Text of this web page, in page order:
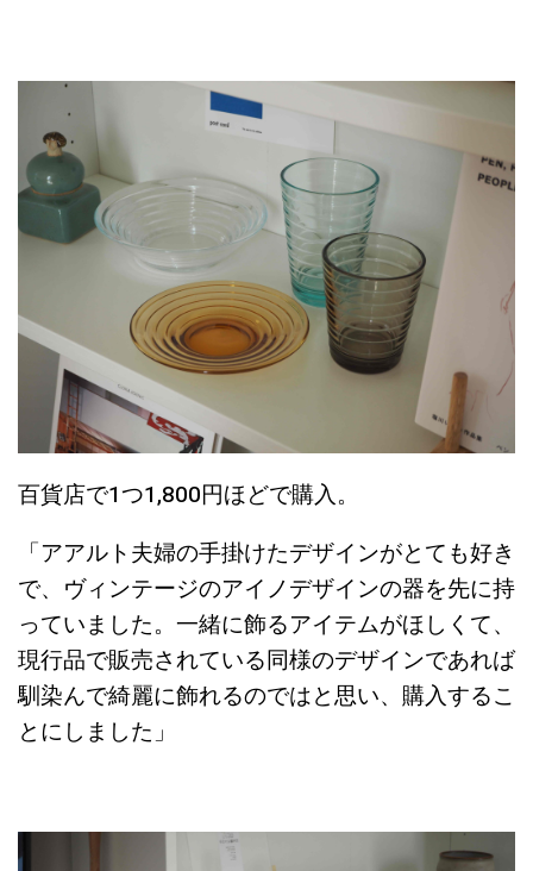
百貨店で1つ1,800円ほどで購入。
「アアルト夫婦の手掛けたデザインがとても好き
で、ヴィンテージのアイノデザインの器を先に持
っていました。一緒に飾るアイテムがほしくて、
現行品で販売されている同様のデザインであれば
馴染んで綺麗に飾れるのではと思い、購入するこ
とにしました」